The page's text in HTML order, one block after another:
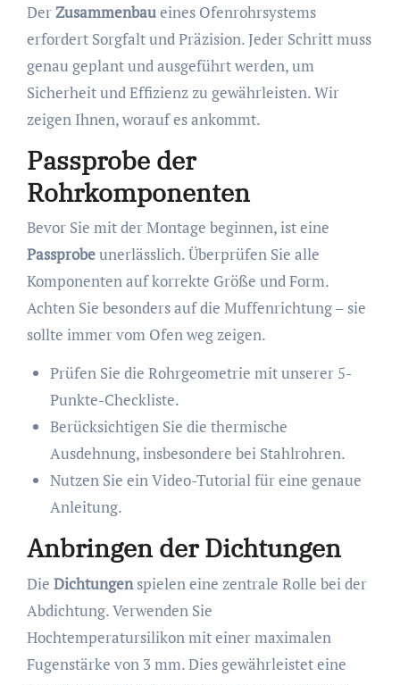
DerZusammenbaueines Ofenrohrsystems
erfordert Sorgfalt und Präzision. Jeder Schritt muss
genau geplant und ausgeführt werden, um
Sicherheit und Effizienz zu gewährleisten. Wir
zeigen Ihnen, worauf es ankommt.
Passprobe der
Rohrkomponenten
Bevor Sie mit der Montage beginnen, ist eine
Passprobeunerlässlich. Überprüfen Sie alle
Komponenten auf korrekte Größe und Form.
Achten Sie besonders auf die Muffenrichtung – sie
sollte immer vom Ofen weg zeigen.
Prüfen Sie die Rohrgeometrie mit unserer 5-
Punkte-Checkliste.
Berücksichtigen Sie die thermische
Ausdehnung, insbesondere bei Stahlrohren.
Nutzen Sie ein Video-Tutorial für eine genaue
Anleitung.
Anbringen der Dichtungen
Die Dichtungenspielen eine zentrale Rolle bei der
Abdichtung. Verwenden Sie
Hochtemperatursilikon mit einer maximalen
Fugenstärke von 3 mm. Dies gewährleistet eine